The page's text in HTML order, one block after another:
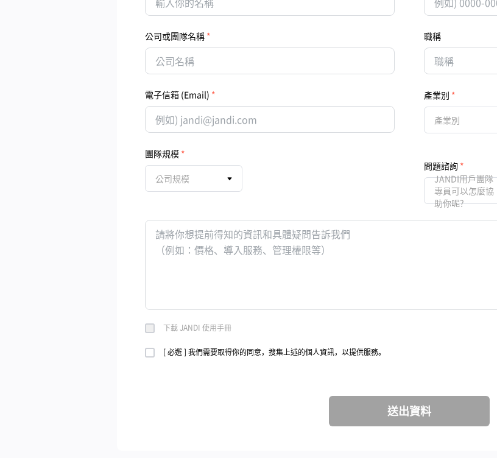
公司或團隊名稱 職稱
電子信箱 (Email) 產業別
產業別
團隊規模
公司規模
問題諮詢
JANDI用戶團隊
專員可以怎麼協
助你呢?
下載 JANDI 使用手冊
[ 必選 ] 我們需要取得你的同意，搜集上述的個人資訊，以提供服務。
送出資料